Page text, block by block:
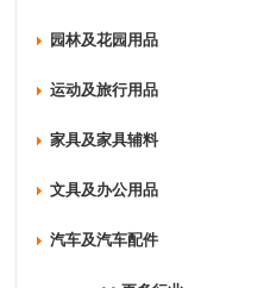
园林及花园用品
运动及旅行用品
家具及家具辅料
文具及办公用品
汽车及汽车配件